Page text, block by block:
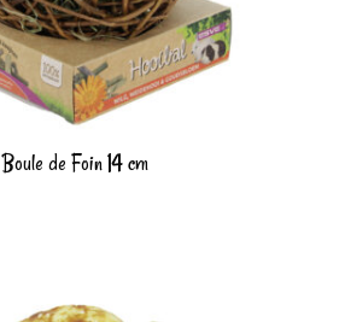
Boule de Foin 14 cm